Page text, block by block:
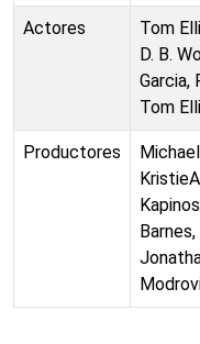
Actores
Tom
D. B.
Garcia,
Tom
Productores